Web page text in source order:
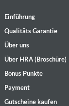
Einführung
Qualitäts Garantie
Über uns
Über HRA (Broschüre)
Bonus Punkte
Payment
Gutscheine kaufen